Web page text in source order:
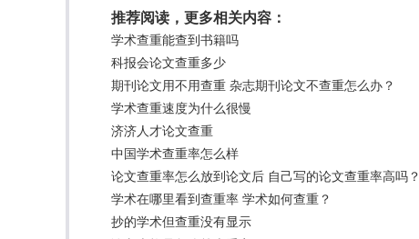
推荐阅读，更多相关内容：
学术查重能查到书籍吗
科报会论文查重多少
期刊论文用不用查重 杂志期刊论文不查重怎么办？
学术查重速度为什么很慢
济济人才论文查重
中国学术查重率怎么样
论文查重率怎么放到论文后 自己写的论文查重率高吗？
学术在哪里看到查重率 学术如何查重？
抄的学术但查重没有显示